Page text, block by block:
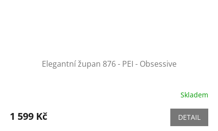
Elegantní župan 876 - PEI - Obsessive
Skladem
1 599 Kč DETAIL